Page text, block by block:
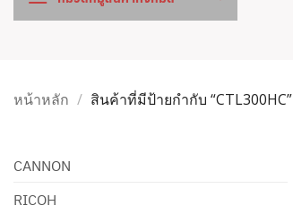
หน้าหลัก / สินค้าที่มีป้ายกำกับ “CTL300HC”
CANNON
RICOH